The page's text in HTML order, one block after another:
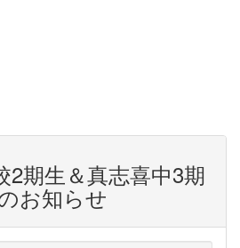
2期生＆真志喜中3期
お知らせ